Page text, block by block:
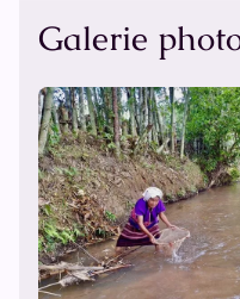
Galerie